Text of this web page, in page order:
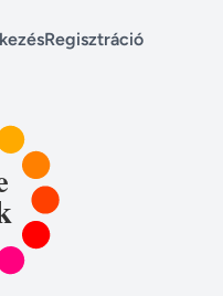
Regisztráció